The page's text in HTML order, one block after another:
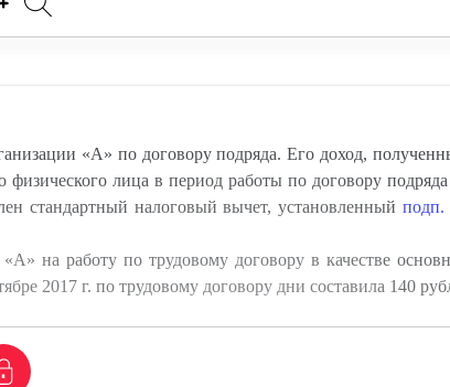
«А» по договору подряда. Его доход,
лица в период работы по договору подряда
стандартный налоговый вычет, установленный подп.
на работу по трудовому договору в качестве
2017 г. по трудовому договору дни составила 140